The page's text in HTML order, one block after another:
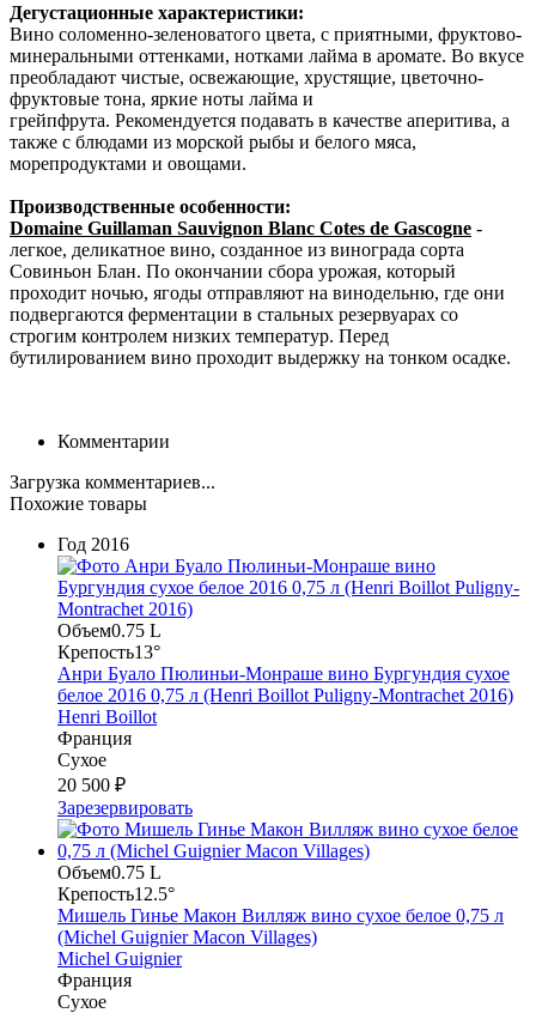
Дегустационные характеристики:
Вино соломенно-зеленоватого цвета, с приятными, фруктово-
минеральными оттенками, нотками лайма в аромате. Во вкусе
преобладают чистые, освежающие, хрустящие, цветочно-
фруктовые тона, яркие ноты лайма и
грейпфрута. Рекомендуется подавать в качестве аперитива, а
также с блюдами из морской рыбы и белого мяса,
морепродуктами и овощами.
Производственные особенности:
Domaine Guillaman Sauvignon Blanc Cotes de Gascogne -
легкое, деликатное вино, созданное из винограда сорта
Совиньон Блан. По окончании сбора урожая, который
проходит ночью, ягоды отправляют на винодельню, где они
подвергаются ферментации в стальных резервуарах со
строгим контролем низких температур. Перед
бутилированием вино проходит выдержку на тонком осадке.
Комментарии
Загрузка комментариев...
Похожие товары
Год 2016
Объем0.75 L
Крепость13°
Анри Буало Пюлиньи-Монраше вино Бургундия сухое
белое 2016 0,75 л (Henri Boillot Puligny-Montrachet 2016)
Henri Boillot
Франция
Сухое
20 500 ₽
Зарезервировать
Объем0.75 L
Крепость12.5°
Мишель Гинье Макон Вилляж вино сухое белое 0,75 л
(Michel Guignier Macon Villages)
Michel Guignier
Франция
Сухое